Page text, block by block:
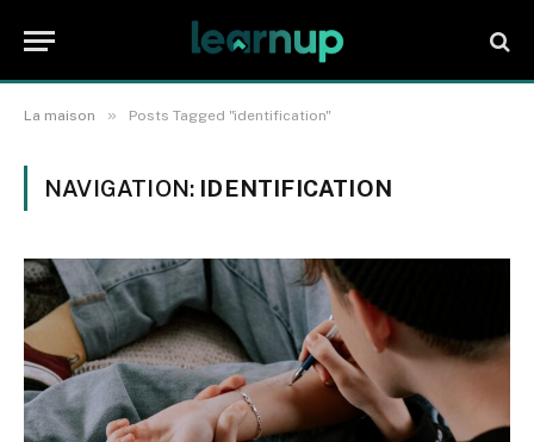
La maison » Posts Tagged "identification"
NAVIGATION: IDENTIFICATION